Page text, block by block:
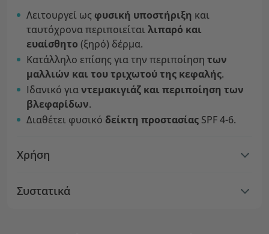
Λειτουργεί ως φυσική υποστήριξη και
ταυτόχρονα περιποιείταιλιπαρό και
ευαίσθητο (ξηρό) δέρμα.
Κατάλληλο επίσης για την περιποίηση των
μαλλιών και του τριχωτού της κεφαλής.
Ιδανικό γιαντεμακιγιάζ και περιποίηση των
βλεφαρίδων.
Διαθέτει φυσικό δείκτη προστασίας SPF 4-6.
Χρήση
Συστατικά